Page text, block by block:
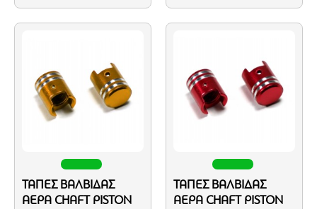
ΤΆΠΕΣ ΒΑΛΒΊΔΑΣ
ΑΈΡΑ CHAFT PISTON
ΤΆΠΕΣ ΒΑΛΒΊΔΑΣ
ΑΈΡΑ CHAFT PISTON